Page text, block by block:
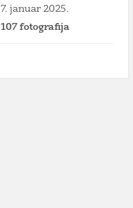
7. januar 2025.
107 fotografija